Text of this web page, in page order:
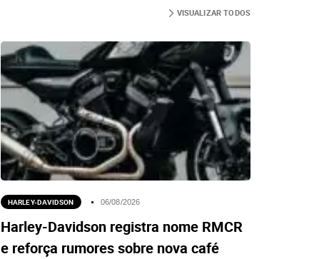
VISUALIZAR TODOS
HARLEY-DAVIDSON 06/08/2026
Harley-Davidson registra nome RMCR
e reforça rumores sobre nova café